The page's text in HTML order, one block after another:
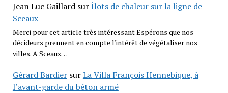
Jean Luc GaillardsurÎlots de chaleur sur la ligne de
Sceaux
Merci pour cet article très intéressant Espérons que nos
décideurs prennent en compte l'intérêt de végétaliser nos
villes. A Sceaux…
Gérard BardiersurLa Villa François Hennebique, à
l’avant-garde du béton armé